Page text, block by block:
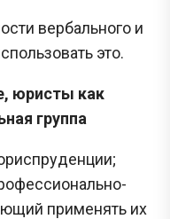
вербального и
это.
юристы как
группа
применять их